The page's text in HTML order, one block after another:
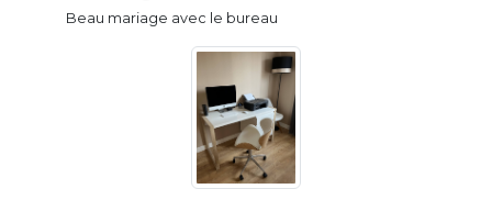
Beau mariage avec le bureau